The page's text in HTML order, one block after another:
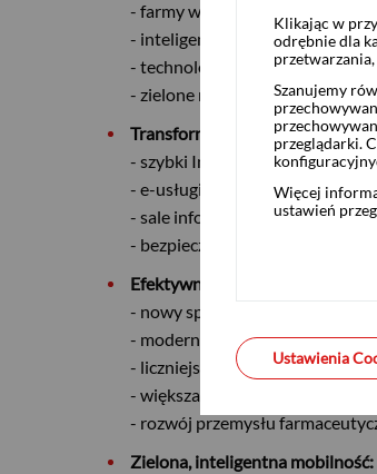
- farmy wiatrowe na Bałtyku,
- inteligentna sieć energetyczna,
- technologie wodorowe,
- zielone miasta.
Transformacja cyfrowa:
- szybki Internet,
- e-usługi,
- sale informatyczne i
- bezpieczeństwo w Internecie.
Efektywność, dostępność i
- nowy sprzęt dla szpitali
- modernizacja placówek
- liczniejszy personel medyczny
- większa dostępność do usług
- rozwój przemysłu
Zielona, inteligentna mobilność:
Klikając w
odrębnie dla
Szanujemy
przeglądarki.
Więcej
ustawień
Ustawienia